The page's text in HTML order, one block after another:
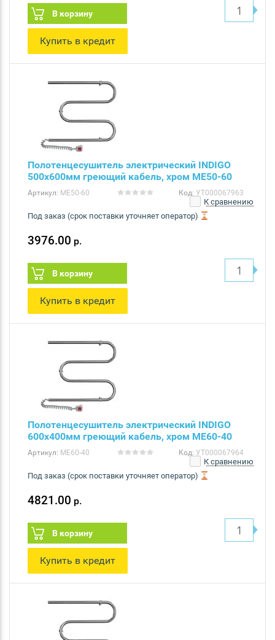
В корзину
Купить в кредит
Полотенцесушитель электрический INDIGO
500х600мм греющий кабель, хром ME50-60
Артикул: ME50-60 Код: УТ000067963
К сравнению
Под заказ (срок поставки уточняет оператор)
3976.00 р.
В корзину
Купить в кредит
Полотенцесушитель электрический INDIGO
600х400мм греющий кабель, хром ME60-40
Артикул: ME60-40 Код: УТ000067964
К сравнению
Под заказ (срок поставки уточняет оператор)
4821.00 р.
В корзину
Купить в кредит